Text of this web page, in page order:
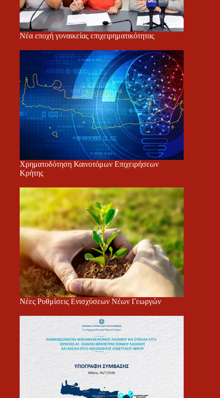
Νέα εποχή γυναικείας επιχειρηματικότητας
Χρηματοδότηση Καινοτόμων Επιχειρήσεων
Κρήτης
Νέες Ρυθμίσεις Ενισχύσεων Νέων Γεωργών